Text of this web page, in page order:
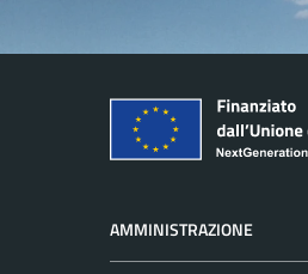
AMMINISTRAZIONE